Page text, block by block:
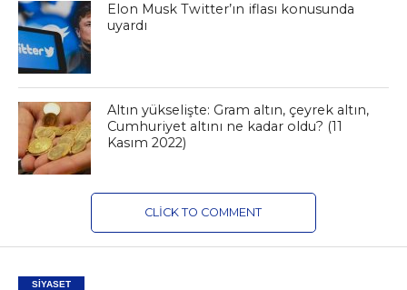
Elon Musk Twitter’ın iflası konusunda
uyardı
Altın yükselişte: Gram altın, çeyrek altın,
Cumhuriyet altını ne kadar oldu? (11
Kasım 2022)
CLICK TO COMMENT
SIYASET